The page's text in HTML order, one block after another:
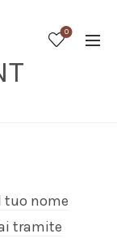
0
tuo nome
tramite